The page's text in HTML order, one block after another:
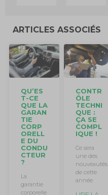
ARTICLES ASSOCIÉS
QU’ES
T-CE
QUE LA
GARAN
TIE
CORP
ORELL
E DU
CONDU
CTEUR
?
La
garantie
corporelle
CONTR
ÔLE
TECHNI
QUE :
ÇA SE
COMPL
IQUE !
Ce sera
une des
nouveautés
de cette
année